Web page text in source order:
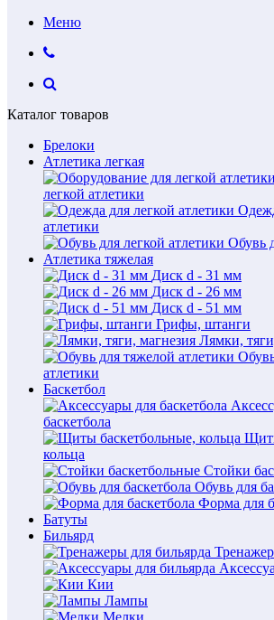
Меню
Каталог товаров
Брелоки
Атлетика легкая
легкой атлетики
атлетики
Обувь
Атлетика тяжелая
Диск d - 31 мм
Диск d - 26 мм
Диск d - 51 мм
Грифы, штанги
Лямки,
атлетики
Баскетбол
баскетбола
кольца
Стойки
Обувь для
Форма для
Батуты
Бильярд
Кии
Лампы
Мелки